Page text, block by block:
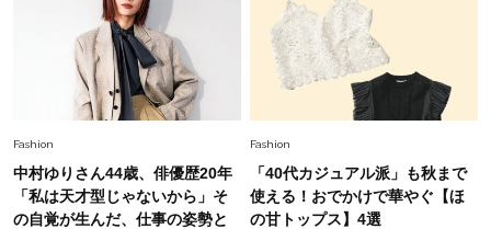
Fashion
中村ゆりさん44歳、俳優歴20年
「私は天才型じゃないから」そ
の自覚が生んだ、仕事の姿勢と
Fashion
「40代カジュアル派」も秋まで
使える！おでかけで華やぐ【ほ
の甘トップス】4選